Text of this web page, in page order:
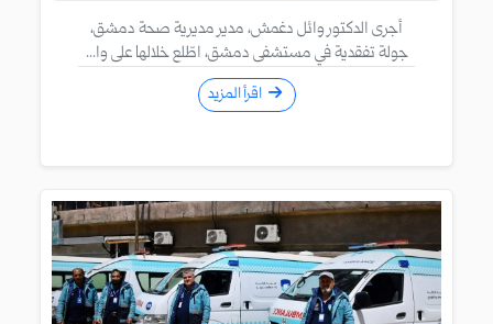
أجرى الدكتور وائل دغمش، مدير مديرية صحة دمشق،
جولة تفقدية في مستشفى دمشق، اطّلع خلالها على وا...
اقرأ المزيد